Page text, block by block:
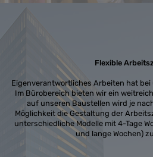
Flexible
Eigenverantwortliches Arbeiten hat
Im Bürobereich bieten wir ein
auf unseren Baustellen wird je
Möglichkeit die Gestaltung der
unterschiedliche Modelle mit 4-Tage
und lange Wochen)